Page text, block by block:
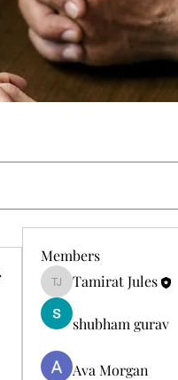
Members
Tamirat Jules
Tamirat Jules
shubham gurav
Ava Morgan